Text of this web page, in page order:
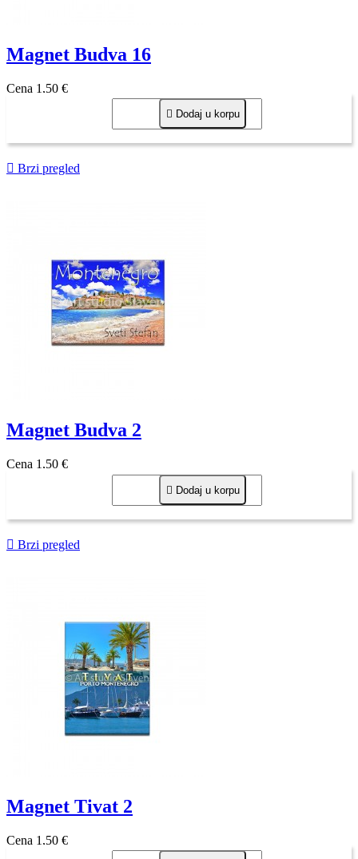
Magnet Budva 16
Cena 1,50 €
 Dodaj u korpu
 Brzi pregled
Magnet Budva 2
Cena 1,50 €
 Dodaj u korpu
 Brzi pregled
Magnet Tivat 2
Cena 1,50 €